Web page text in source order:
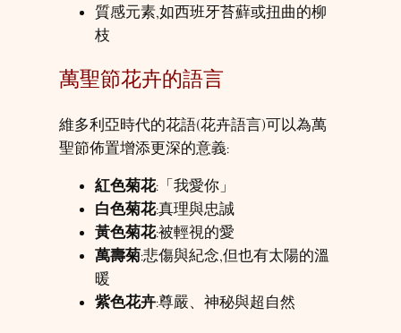
質感元素,如西班牙苔蘚或扭曲的柳
枝
萬聖節花卉的語言
維多利亞時代的花語(花卉語言)可以為萬
聖節佈置增添更深的意義:
紅色菊花:「我愛你」
白色菊花:真理與忠誠
黃色菊花:被輕視的愛
萬壽菊:悲傷與紀念,但也有太陽的溫
暖
紫色花卉:尊嚴、神秘與超自然